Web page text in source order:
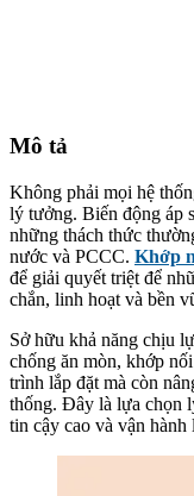
Mô tả
Không phải mọi hệ
lý tưởng. Biến động áp
những thách thức
nước và PCCC. Khớp
để giải quyết triệt để
chắn, linh hoạt và bền
Sở hữu khả năng chịu
chống ăn mòn, khớp
trình lắp đặt mà còn
thống. Đây là lựa chọn
tin cậy cao và vận hành